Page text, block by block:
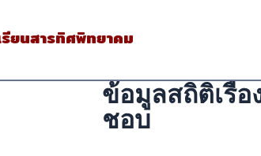
รียนสารทิศพิทยาคม
ข้อมูลสถิติเรื่อ
ชอบ